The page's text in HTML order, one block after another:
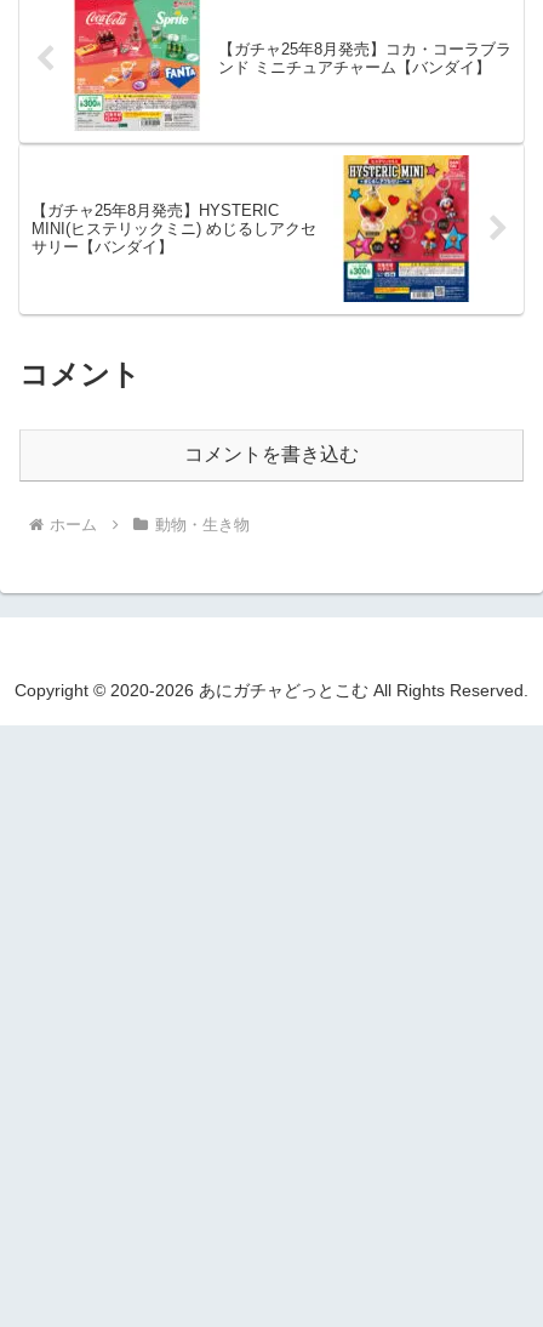
【ガチャ25年8月発売】コカ・コーラブラ
ンド ミニチュアチャーム【バンダイ】
【ガチャ25年8月発売】HYSTERIC
MINI(ヒステリックミニ) めじるしアクセ
サリー【バンダイ】
コメント
コメントを書き込む
ホーム 動物・生き物
Copyright © 2020-2026 あにガチャどっとこむ All Rights Reserved.